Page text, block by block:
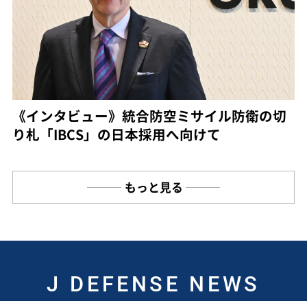
《インタビュー》統合防空ミサイル防衛の切
り札「IBCS」の日本採用へ向けて
もっと見る
J DEFENSE NEWS